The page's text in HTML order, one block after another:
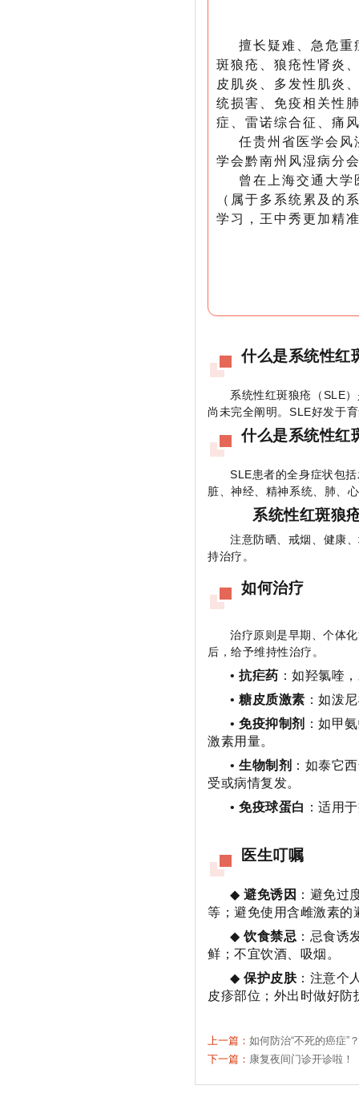
擅长疑难、急危重
斑狼疮、狼疮性肾炎
皮肌炎、多发性肌炎
统损害、免疫相关性
症、雷诺综合征、痛
任贵州省医学会风
学会黔南州风湿病分
曾在上海交通大
（属于多系统累及的
学习，王中秀更加精
什么是系统性红
系统性红斑狼疮（SLE
尚未完全阐明。SLE好发于
什么是系统性红
SLE患者的全身症状包
脏、神经、精神系统、肺、
系统性红斑狼
注意防晒、戒烟、健康
持治疗。
如何治疗
治疗原则是早期、个体
后，给予维持性治疗。
•抗疟药 ：如羟氯喹
•糖皮质激素 ：如泼
• 免疫抑制剂
：如甲
激素用量。
•生物制剂 ：如泰它
受或病情复发。
•免疫球蛋白 ：适用
医生叮嘱
◆避免诱因 ：避免过
等；避免使用含雌激素的
◆ 饮食禁忌 ：忌食诱
鲜；不宜饮酒、吸烟。
◆保护皮肤：注意个
皮疹部位；外出时做好
上一篇： 如何防治“不死的癌症”
下一篇： 康复夜间门诊开诊啦！